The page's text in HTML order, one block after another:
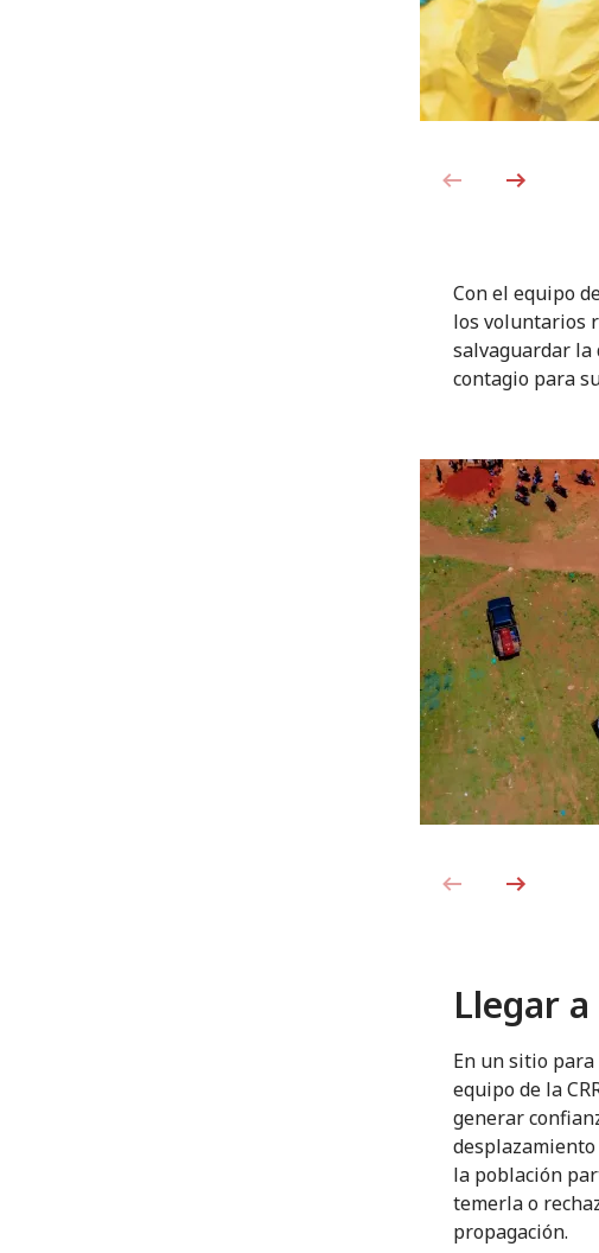
Con el equipo
los voluntarios
salvaguardar la
contagio para
Llegar
En un sitio para
equipo de la
generar
la población
temerla o
propagación.